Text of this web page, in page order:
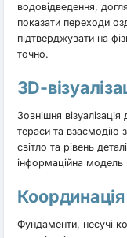
водовідведення,
показати переходи
підтверджувати на
точно.
3D-
Зовнішня
тераси та взаємодію
світло та рівень
інформаційна модель
Фундаменти, несучі